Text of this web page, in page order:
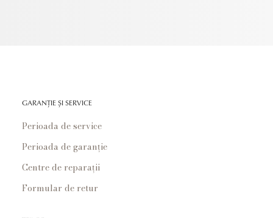
GARANȚIE ȘI SERVICE
Perioada de service
Perioada de garanție
Centre de reparații
Formular de retur